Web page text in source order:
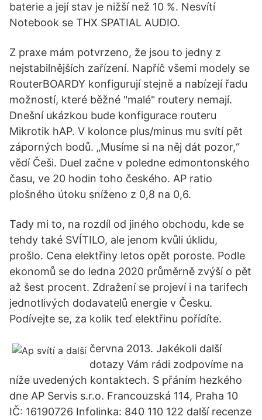
baterie a její stav je nižší než 10 %. Nesvítí
Notebook se THX SPATIAL AUDIO.
Z praxe mám potvrzeno, že jsou to jedny z
nejstabilnějších zařízení. Napříč všemi modely se
RouterBOARDY konfigurují stejně a nabízejí řadu
možností, které běžné "malé" routery nemají.
Dnešní ukázkou bude konfigurace routeru
Mikrotik hAP. V kolonce plus/minus mu svítí pět
záporných bodů. „Musíme si na něj dát pozor,“
vědí Češi. Duel začne v poledne edmontonského
času, ve 20 hodin toho českého. AP ratio
plošného útoku sníženo z 0,8 na 0,6.
Tady mi to, na rozdíl od jiného obchodu, kde se
tehdy také SVÍTILO, ale jenom kvůli úklidu,
prošlo. Cena elektřiny letos opět poroste. Podle
ekonomů se do ledna 2020 průměrně zvýší o pět
až šest procent. Zdražení se projeví i na tarifech
jednotlivých dodavatelů energie v Česku.
Podívejte se, za kolik teď elektřinu pořídíte.
června 2013. Jakékoli další
dotazy Vám rádi zodpovíme na
níže uvedených kontaktech. S přáním hezkého
dne AP Servis s.r.o. Francouzská 114, Praha 10
IČ: 16190726 Infolinka: 840 110 122 další recenze